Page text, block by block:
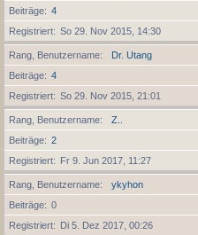
Beiträge
4
Registriert
So 29. Nov 2015, 14:30
Rang, Benutzername
Dr. Utang
Beiträge
4
Registriert
So 29. Nov 2015, 21:01
Rang, Benutzername
Z..
Beiträge
2
Registriert
Fr 9. Jun 2017, 11:27
Rang, Benutzername
ykyhon
Beiträge
0
Registriert
Di 5. Dez 2017, 00:26